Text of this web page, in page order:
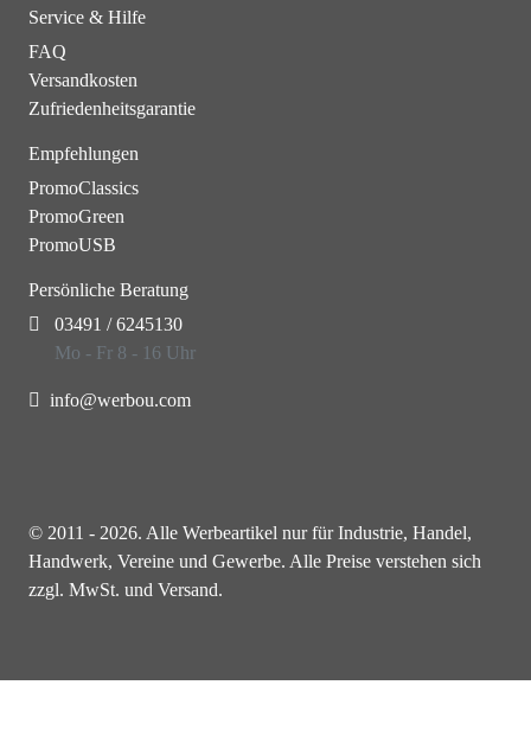
Service & Hilfe
FAQ
Versandkosten
Zufriedenheitsgarantie
Empfehlungen
PromoClassics
PromoGreen
PromoUSB
Persönliche Beratung
03491 / 6245130
Mo - Fr 8 - 16 Uhr
info@werbou.com
© 2011 - 2026. Alle Werbeartikel nur für Industrie, Handel,
Handwerk, Vereine und Gewerbe. Alle Preise verstehen sich
zzgl. MwSt. und Versand.